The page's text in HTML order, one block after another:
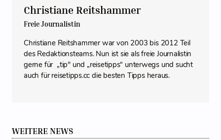
Christiane Reitshammer
Freie Journalistin
Christiane Reitshammer war von 2003 bis 2012 Teil
des Redaktionsteams. Nun ist sie als freie Journalistin
gerne für „tip" und „reisetipps“ unterwegs und sucht
auch für reisetipps.cc die besten Tipps heraus.
WEITERE NEWS